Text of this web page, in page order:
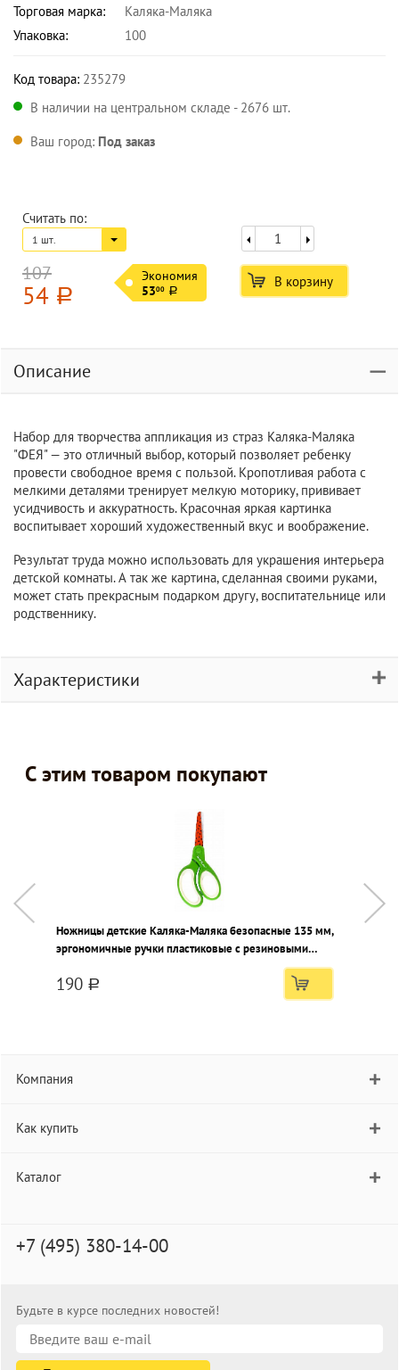
Торговая марка:
Каляка-Маляка
Упаковка:
100
Код товара: 235279
В наличии на центральном складе - 2676 шт.
Ваш город: Под заказ
Считать по:
1 шт.
107
54 a
Экономия
5300 a
В корзину
Описание
Набор для творчества аппликация из страз Каляка-Маляка
"ФЕЯ" — это отличный выбор, который позволяет ребенку
провести свободное время с пользой. Кропотливая работа с
мелкими деталями тренирует мелкую моторику, прививает
усидчивость и аккуратность. Красочная яркая картинка
воспитывает хороший художественный вкус и воображение.
Результат труда можно использовать для украшения интерьера
детской комнаты. А так же картина, сделанная своими руками,
может стать прекрасным подарком другу, воспитательнице или
родственнику.
Характеристики
С этим товаром покупают
Ножницы детские Каляка-Маляка безопасные 135 мм,
эргономичные ручки пластиковые с резиновыми
190 a
Компания
Как купить
Каталог
+7 (495) 380-14-00
Будьте в курсе последних новостей!